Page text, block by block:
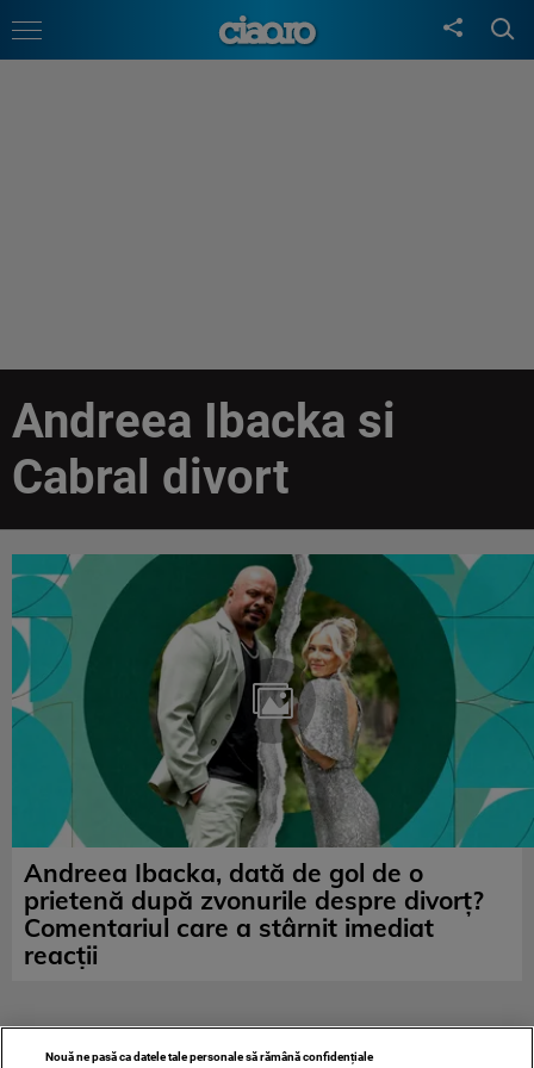
Andreea Ibacka si
Cabral divort
Andreea Ibacka, dată de gol de o
prietenă după zvonurile despre divorț?
Comentariul care a stârnit imediat
reacții
Nouă ne pasă ca datele tale personale să rămână confidențiale